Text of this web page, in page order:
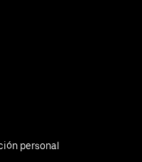
personal